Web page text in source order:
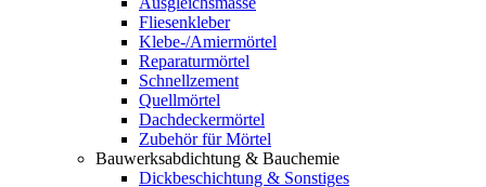
Fliesenkleber
Klebe-/Amiermörtel
Reparaturmörtel
Schnellzement
Quellmörtel
Dachdeckermörtel
Zubehör für Mörtel
Bauwerksabdichtung & Bauchemie
Dickbeschichtung & Sonstiges